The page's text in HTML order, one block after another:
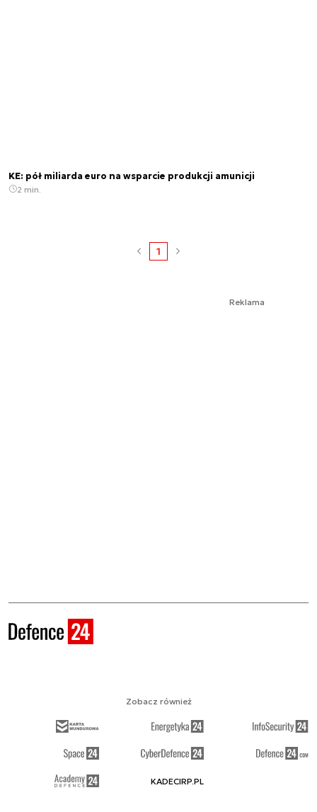
KE: pół miliarda euro na wsparcie produkcji amunicji
2 min.
1
Reklama
Zobacz również
KADECIRP.PL